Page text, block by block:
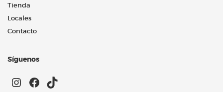
Tienda
Locales
Contacto
Síguenos
Instagram
Facebook
TikTok